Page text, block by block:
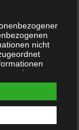
nicht
und
nicht
Person